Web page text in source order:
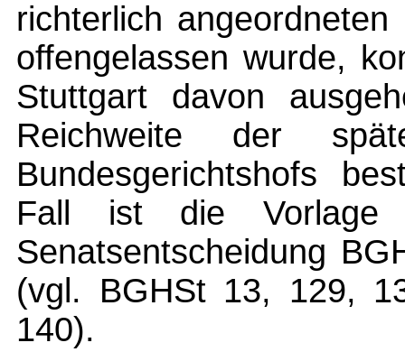
richterlich
offengelassen wurde,
Stuttgart davon
Reichweite der
Bundesgerichtshofs
Fall ist die Vorlage
Senatsentscheidung
(vgl. BGHSt 13, 129,
140).